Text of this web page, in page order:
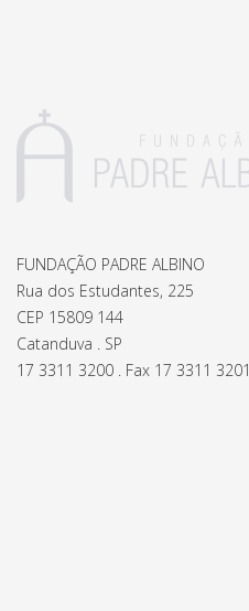
FUNDAÇÃO PADRE ALBINO
Rua dos Estudantes, 225
CEP 15809 144
Catanduva . SP
17 3311 3200 . Fax 17 3311 3201